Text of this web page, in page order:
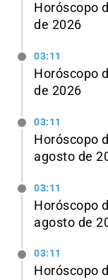
Horóscopo
de 2026
03:11
Horóscopo
de 2026
03:11
Horóscopo
agosto de
03:11
Horóscopo
agosto de
03:11
Horóscopo